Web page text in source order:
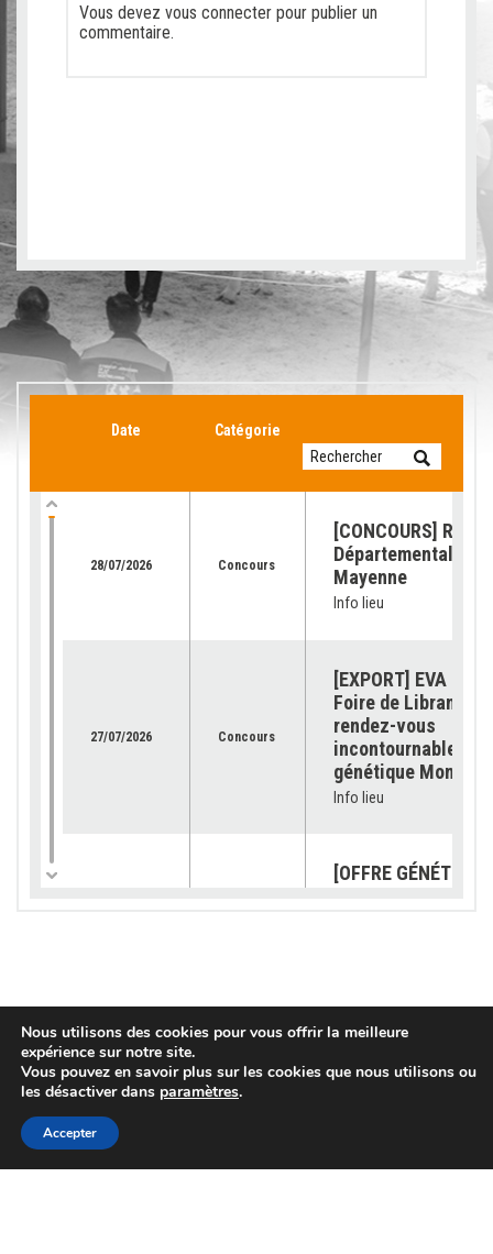
Vous devez vous connecter pour publier un
commentaire.
Date Catégorie
28/07/2026 Concours
[CONCOURS]
Départemental de
Mayenne
Info lieu
27/07/2026 Concours
[EXPORT] EVA
Foire de Libramont
rendez-vous
incontournable
génétique
Info lieu
[OFFRE
03/07/2026 Services
demandes sont
pour les « petits
Nous utilisons des cookies pour vous offrir la meilleure
expérience sur notre site.
Vous pouvez en savoir plus sur les cookies que nous utilisons ou
les désactiver dans paramètres.
Accepter